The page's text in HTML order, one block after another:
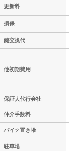
更新料
損保
鍵交換代
他初期費用
保証人代行会社
仲介手数料
バイク置き場
駐車場